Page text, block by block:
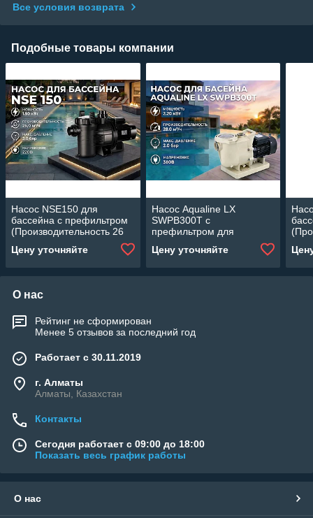
Все условия возврата
Подобные товары компании
Насос NSE150 для
бассейна c префильтром
(Производительность 26
Цену уточняйте
Насос Aqualine LX
SWPB300T c
префильтром для
мощность: 2,20 кВт, 380В)
Цену уточняйте
О нас
Рейтинг не сформирован
Менее 5 отзывов за последний год
Работает с 30.11.2019
г. Алматы
Алматы, Казахстан
Контакты
Сегодня работает с 09:00 до 18:00
Показать весь график работы
О нас